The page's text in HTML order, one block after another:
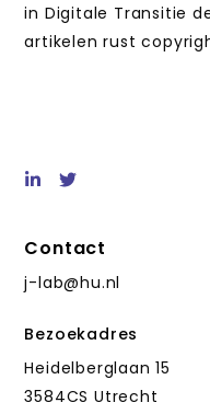
in Digitale Transitie
artikelen rust
Contact
j-lab@hu.nl
Bezoekadres
Heidelberglaan 15
3584CS Utrecht